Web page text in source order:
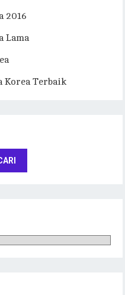
2016
Lama
Korea Terbaik